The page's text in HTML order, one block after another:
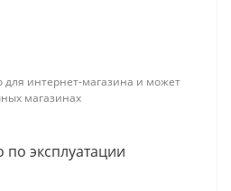
для интернет-магазина и может
магазинах
по эксплуатации